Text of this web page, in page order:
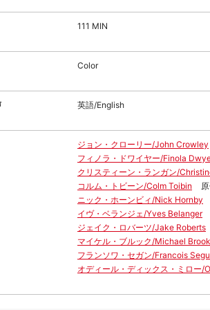
111 MIN
Color
英語/English
ジョン・クローリー/John Crowley
フィノラ・ドワイヤー/Finola
クリスティーン・ランガン/
コルム・トビーン/Colm Toibin
ニック・ホーンビィ/Nick Hornby
イヴ・ベランジェ/Yves Belanger
ジェイク・ロバーツ/Jake Roberts
マイケル・ブルック/Michael Brook
フランソワ・セガン/Francois
オディール・ディックス・ミロー